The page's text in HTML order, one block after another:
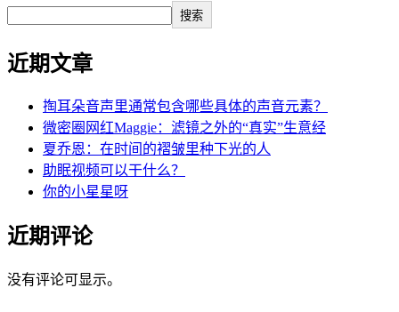
搜索
近期文章
掏耳朵音声里通常包含哪些具体的声音元素？
微密圈网红Maggie：滤镜之外的“真实”生意经
夏乔恩：在时间的褶皱里种下光的人
助眠视频可以干什么？
你的小星星呀
近期评论
没有评论可显示。